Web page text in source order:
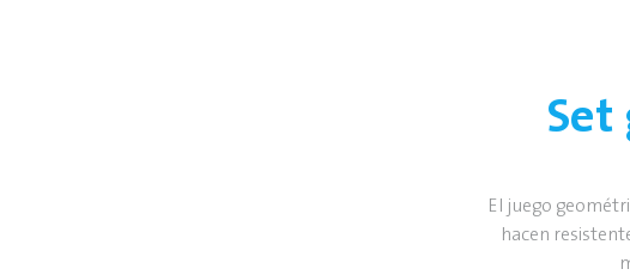
El juego
hacen